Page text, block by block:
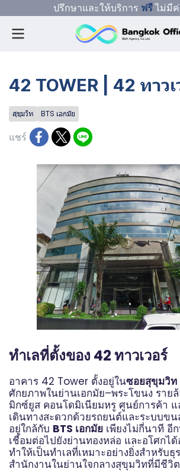
ปรึกษาและให้บริการ ฟรีไม่มีค่
42 TOWER | 42 ทาวเ
สุขุมวิท BTS เอกมัย
แชร์
ทำเลที่ตั้งของ 42 ทาวเวอร์
อาคาร 42 Tower ตั้งอยู่ในซอยสุขุมวิท
ศักยภาพในย่านเอกมัย–พระโขนง ราย
มิกซ์ยูส คอนโดมิเนียมหรู ศูนย์การค้า
เดินทางสะดวกด้วยรถยนต์และระบบข
อยู่ใกล้กับ BTS เอกมัย เพียงไม่กี่นาที อี
เชื่อมต่อไปยังย่านทองหล่อ และอโศกได้
ทำให้เป็นทำเลที่เหมาะอย่างยิ่งสำหรับธุ
สำนักงานในย่านใจกลางสุขุมวิทที่มีชีวิ